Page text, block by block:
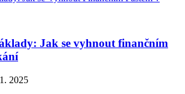
Jak se vyhnout finančním
2025